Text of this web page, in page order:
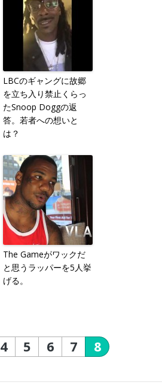
LBCのギャングに故郷
を立ち入り禁止くらっ
たSnoop Doggの返
答。若者への想いと
は？
The Gameがワックだ
と思うラッパーを5人挙
げる。
4 5 6 7 8